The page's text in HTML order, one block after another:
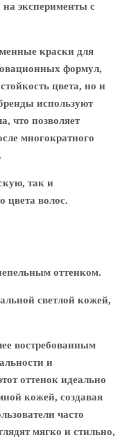
эксперименты с
краски для
формул,
цвета, но и
используют
что позволяет
многократного
так и
цвета волос.
оттенком.
светлой кожей,
востребованным
и
оттенок идеально
кожей, создавая
часто
мягко и стильно,